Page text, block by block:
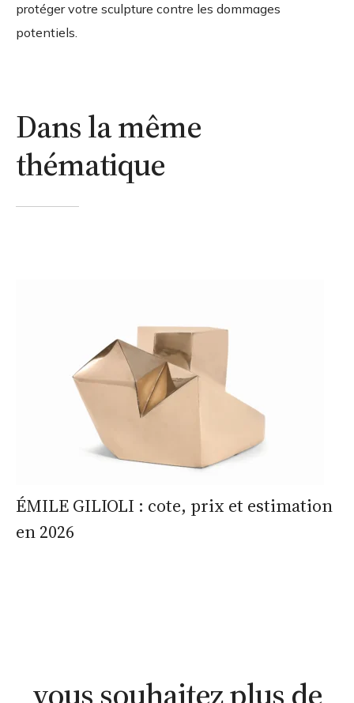
protéger votre sculpture contre les dommages
potentiels.
Dans la même
thématique
ÉMILE GILIOLI : cote, prix et estimation
en 2026
vous souhaitez plus de